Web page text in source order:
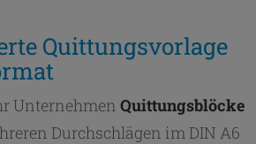
Quittungsvorlage
Unternehmen Quittungsblöcke
Durchschlägen im DIN A6